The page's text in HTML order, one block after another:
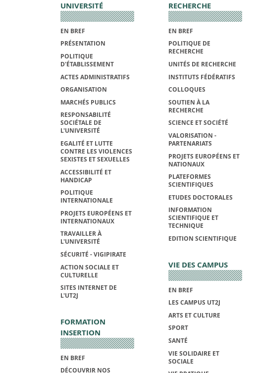
UNIVERSITÉ
EN BREF
PRÉSENTATION
POLITIQUE
D'ÉTABLISSEMENT
ACTES ADMINISTRATIFS
ORGANISATION
MARCHÉS PUBLICS
RESPONSABILITÉ
SOCIÉTALE DE
L'UNIVERSITÉ
EGALITÉ ET LUTTE
CONTRE LES VIOLENCES
SEXISTES ET SEXUELLES
ACCESSIBILITÉ ET
HANDICAP
POLITIQUE
INTERNATIONALE
PROJETS EUROPÉENS ET
INTERNATIONAUX
TRAVAILLER À
L'UNIVERSITÉ
SÉCURITÉ - VIGIPIRATE
ACTION SOCIALE ET
CULTURELLE
SITES INTERNET DE
L'UT2J
FORMATION
INSERTION
EN BREF
DÉCOUVRIR NOS
RECHERCHE
EN BREF
POLITIQUE DE
RECHERCHE
UNITÉS DE RECHERCHE
INSTITUTS FÉDÉRATIFS
COLLOQUES
SOUTIEN À LA
RECHERCHE
SCIENCE ET SOCIÉTÉ
VALORISATION -
PARTENARIATS
PROJETS EUROPÉENS ET
NATIONAUX
PLATEFORMES
SCIENTIFIQUES
ETUDES DOCTORALES
INFORMATION
SCIENTIFIQUE ET
TECHNIQUE
EDITION SCIENTIFIQUE
VIE DES CAMPUS
EN BREF
LES CAMPUS UT2J
ARTS ET CULTURE
SPORT
SANTÉ
VIE SOLIDAIRE ET
SOCIALE